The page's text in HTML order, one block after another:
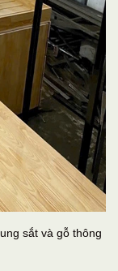
sắt và gỗ thông